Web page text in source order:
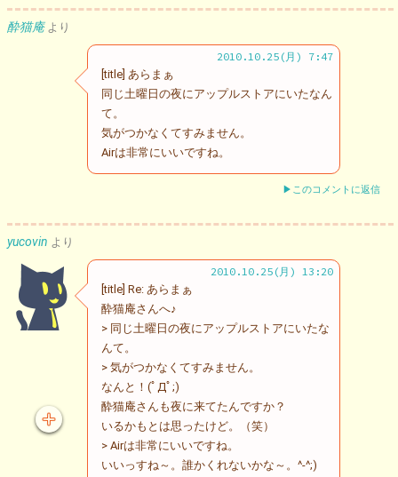
酔猫庵 より
2010.10.25(月) 7:47
[title] あらまぁ
同じ土曜日の夜にアップルストアにいたなん
て。
気がつかなくてすみません。
Airは非常にいいですね。
▶このコメントに返信
yucovin より
2010.10.25(月) 13:20
[title] Re: あらまぁ
酔猫庵さんへ♪
> 同じ土曜日の夜にアップルストアにいたな
んて。
> 気がつかなくてすみません。
なんと！(ﾟДﾟ;)
酔猫庵さんも夜に来てたんですか？
いるかもとは思ったけど。（笑）
> Airは非常にいいですね。
いいっすね～。誰かくれないかな～。^-^;)